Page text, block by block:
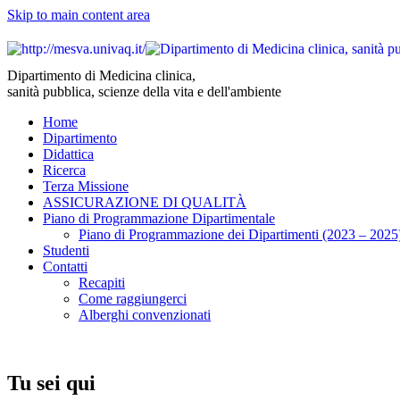
Skip to main content area
Dipartimento di Medicina clinica,
sanità pubblica, scienze della vita e dell'ambiente
Home
Dipartimento
Didattica
Ricerca
Terza Missione
ASSICURAZIONE DI QUALITÀ
Piano di Programmazione Dipartimentale
Piano di Programmazione dei Dipartimenti (2023 –
Studenti
Contatti
Recapiti
Come raggiungerci
Alberghi convenzionati
Tu sei qui